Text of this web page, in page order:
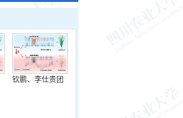
钦鹏、李仕贵团